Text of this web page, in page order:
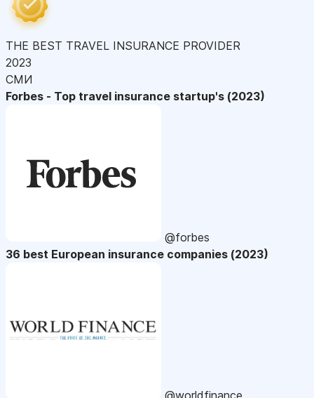
THE BEST TRAVEL INSURANCE PROVIDER
2023
СМИ
Forbes - Top travel insurance startup's (2023)
@forbes
36 best European insurance companies (2023)
@worldfinance